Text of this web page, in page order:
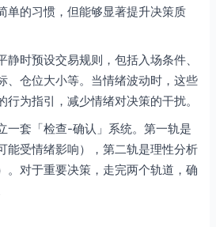
单的习惯，但能够显著提升决策质
静时预设交易规则，包括入场条件、
、仓位大小等。当情绪波动时，这些
行为指引，减少情绪对决策的干扰。
一套「检查-确认」系统。第一轨是
能受情绪影响），第二轨是理性分析
。对于重要决策，走完两个轨道，确